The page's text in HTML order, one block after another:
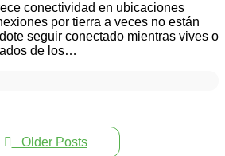
conectividad en ubicaciones
por tierra a veces no están
seguir conectado mientras vives o
de los…
Older Posts